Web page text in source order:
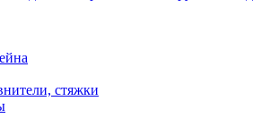
стяжки